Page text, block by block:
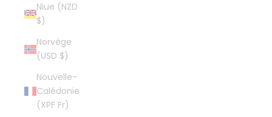
Niue (NZD
$)
Norvège
(USD $)
Nouvelle-
Calédonie
(XPF Fr)